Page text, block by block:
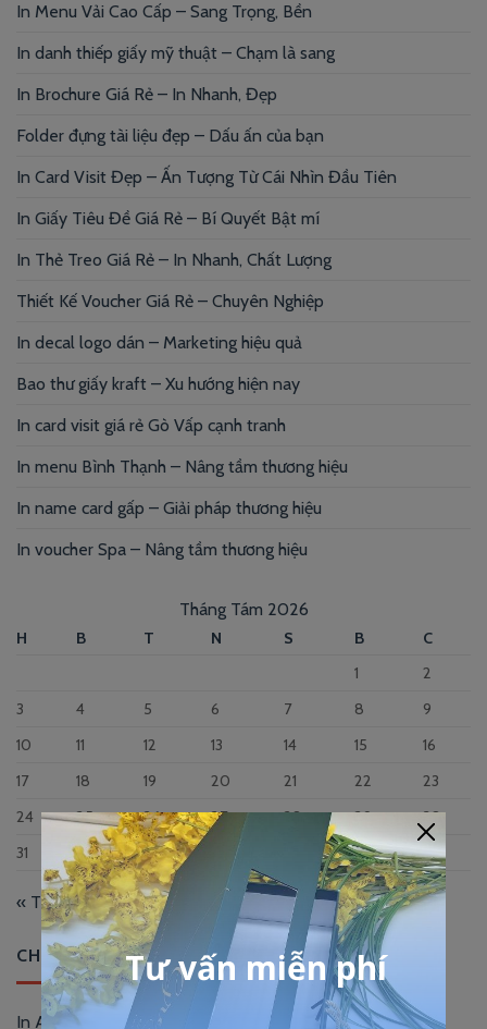
In Menu Vải Cao Cấp – Sang Trọng, Bền
In danh thiếp giấy mỹ thuật – Chạm là sang
In Brochure Giá Rẻ – In Nhanh, Đẹp
Folder đựng tài liệu đẹp – Dấu ấn của bạn
In Card Visit Đẹp – Ấn Tượng Từ Cái Nhìn Đầu Tiên
In Giấy Tiêu Đề Giá Rẻ – Bí Quyết Bật mí
In Thẻ Treo Giá Rẻ – In Nhanh, Chất Lượng
Thiết Kế Voucher Giá Rẻ – Chuyên Nghiệp
In decal logo dán – Marketing hiệu quả
Bao thư giấy kraft – Xu hướng hiện nay
In card visit giá rẻ Gò Vấp cạnh tranh
In menu Bình Thạnh – Nâng tầm thương hiệu
In name card gấp – Giải pháp thương hiệu
In voucher Spa – Nâng tầm thương hiệu
Tháng Tám 2026
H B T N S B
C
1
2
3
4 5 6 7 8
9
10
11 12 13 14 15
16
17
18 19 20 21 22
23
24
25 26 27 28 29
30
31
« Th12
CHUYÊN MỤC
In Album